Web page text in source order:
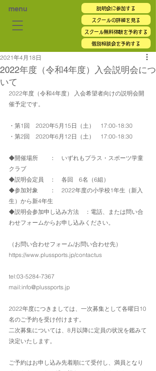
menu 説明会に参加する
スクールの詳細を見る
スクール無料体験を予約する
個別相談会を予約する
2022年度（令和4年度）入会説明会につ
いて
2021年4月18日
2022年度（令和4年度） 入会希望者向けの説明会開
催予定です。
・第1回　2020年5月15日（土）　17:00-18:30
・第2回　2020年6月12日（土）　17:00-18:30
◆開催場所　　：　いずれもプラス・スポーツ学童
クラブ
◆説明会定員　：　各回　6名（6組）
◆参加対象　　：　2022年度の小学校1年生（新入
生）から新4年生
◆説明会参加申し込み方法　：電話、または問い合
わせフォームからお申し込みください。
（お問い合わせフォーム/お問い合わせ先）
https://www.plussports.jp/contactus
tel:03-5284-7367
mail:info@plussports.jp
2022年度につきましては、一次募集として各曜日10
名のご予約を受け付けます。
二次募集については、8月以降に定員の状況を鑑みて
決定いたします。
ご予約はお申し込み先着順にて受付し、満員となり